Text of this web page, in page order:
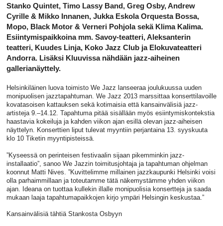
Stanko Quintet, Timo Lassy Band, Greg Osby, Andrew
Cyrille & Mikko Innanen, Jukka Eskola Orquesta Bossa,
Mopo, Black Motor & Verneri Pohjola sekä Klima Kalima.
Esiintymispaikkoina mm. Savoy-teatteri, Aleksanterin
teatteri, Kuudes Linja, Koko Jazz Club ja Elokuvateatteri
Andorra. Lisäksi Kluuvissa nähdään jazz-aiheinen
gallerianäyttely.
Helsinkiläinen luova toimisto We Jazz lanseeraa joulukuussa uuden
monipuolisen jazztapahtuman. We Jazz 2013 marssittaa konserttilavoille
kovatasoisen kattauksen sekä kotimaisia että kansainvälisiä jazz-
artisteja 9.–14.12. Tapahtuma pitää sisällään myös esiintymiskontekstia
haastavia kokeiluja ja kahden viikon ajan esillä olevan jazz-aiheisen
näyttelyn. Konserttien liput tulevat myyntiin perjantaina 13. syyskuuta
klo 10 Tiketin myyntipisteissä.
”Kyseessä on perinteisen festivaalin sijaan pikemminkin jazz-
installaatio”, sanoo We Jazzin toimitusjohtaja ja tapahtuman ohjelman
koonnut Matti Nives. ”Kuvittelimme millainen jazzkaupunki Helsinki voisi
olla parhaimmillaan ja toteutamme tätä näkemystämme yhden viikon
ajan. Ideana on tuottaa kullekin illalle monipuolisia konsertteja ja saada
mukaan laaja tapahtumapaikkojen kirjo ympäri Helsingin keskustaa.”
Kansainvälisiä tähtiä Stankosta Osbyyn